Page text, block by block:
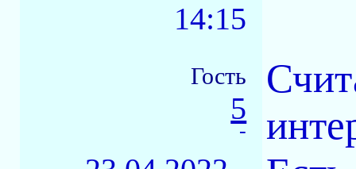
14:15
Гость
5
-